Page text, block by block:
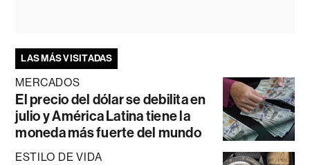
LAS MÁS VISITADAS
MERCADOS
El precio del dólar se debilita en
julio y América Latina tiene la
moneda más fuerte del mundo
ESTILO DE VIDA